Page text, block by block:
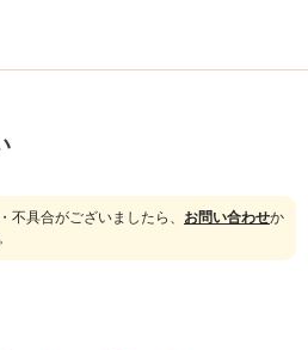
不具合がございましたら、 お問い合わせか